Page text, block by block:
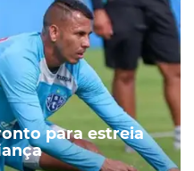
para estreia